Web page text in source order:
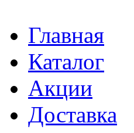
Главная
Каталог
Акции
Доставка